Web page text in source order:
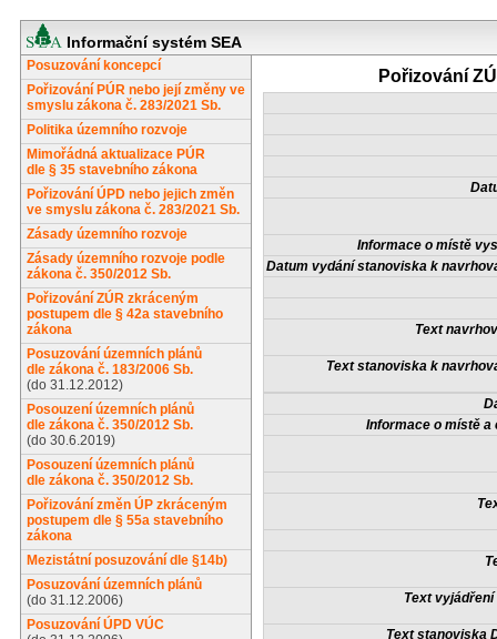
Informační systém SEA
Posuzování koncepcí
Pořizování PÚR nebo její změny ve
smyslu zákona č. 283/2021 Sb.
Politika územního rozvoje
Mimořádná aktualizace PÚR
dle § 35 stavebního zákona
Pořizování ÚPD nebo jejich změn
ve smyslu zákona č. 283/2021 Sb.
Zásady územního rozvoje
Zásady územního rozvoje podle
zákona č. 350/2012 Sb.
Pořizování ZÚR zkráceným
postupem dle § 42a stavebního
zákona
Posuzování územních plánů
dle zákona č. 183/2006 Sb.
(do 31.12.2012)
Posouzení územních plánů
dle zákona č. 350/2012 Sb.
(do 30.6.2019)
Posouzení územních plánů
dle zákona č. 350/2012 Sb.
Pořizování změn ÚP zkráceným
postupem dle § 55a stavebního
zákona
Mezistátní posuzování dle §14b)
Posuzování územních plánů
(do 31.12.2006)
Posuzování ÚPD VÚC
Pořizování
Informace o místě
Datum vydání stanoviska k
Text
Text stanoviska k
Informace o místě a
Text vyjádření
Text stanoviska